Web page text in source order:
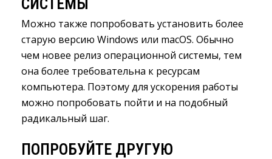
Можно также попробовать установить более
старую версию Windows или macOS. Обычно
чем новее релиз операционной системы, тем
она более требовательна к ресурсам
компьютера. Поэтому для ускорения работы
можно попробовать пойти и на подобный
радикальный шаг.
ПОПРОБУЙТЕ ДРУГУЮ